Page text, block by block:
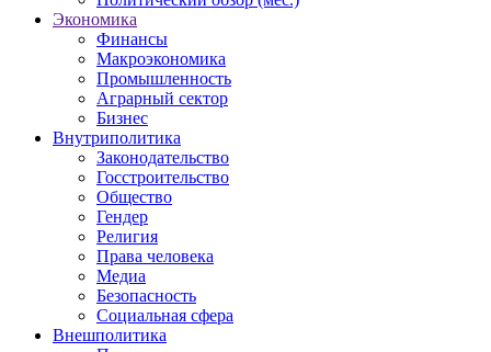
Экономика
Финансы
Макроэкономика
Промышленность
Аграрный сектор
Бизнес
Внутриполитика
Законодательство
Госстроительство
Общество
Гендер
Религия
Права человека
Медиа
Безопасность
Социальная сфера
Внешполитика